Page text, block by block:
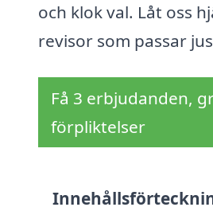
och klok val. Låt oss
revisor som passar
Få 3 erbjudanden,
förpliktelser